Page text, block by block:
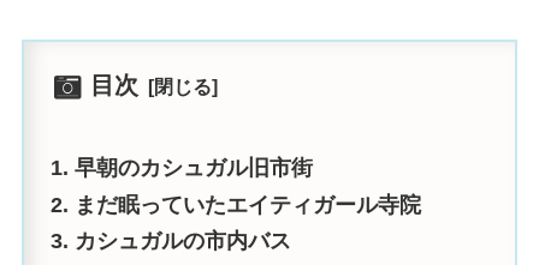
目次
早朝のカシュガル旧市街
まだ眠っていたエイティガール寺院
カシュガルの市内バス